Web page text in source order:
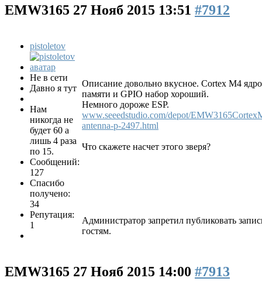
EMW3165 27 Нояб 2015 13:51 #7912
pistoletov
Не в сети
Давно я тут
Нам
никогда не
будет 60 а
лишь 4 раза
по 15.
Сообщений:
127
Спасибо
получено:
34
Репутация:
1
Описание довольно вкусное. Cortex M4
памяти и GPIO набор хороший.
Немного дороже ESP.
www.seeedstudio.com/depot/
antenna-p-2497.html
Что скажете насчет этого зверя?
Администратор запретил публиковать
гостям.
EMW3165 27 Нояб 2015 14:00 #7913